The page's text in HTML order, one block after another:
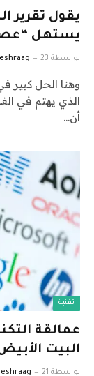
يقول تقرير
يستهل
بواسطة eshraag 23 يوليو، 2026
وهنا الحل كبير
الذي يهتم في
أن…
تقنية
عمالقة
البيت
بواسطة eshraag 21 يوليو، 2023